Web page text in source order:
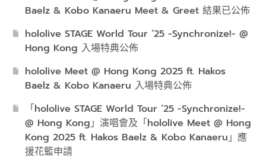
Baelz & Kobo Kanaeru Meet & Greet 結果已公佈
hololive STAGE World Tour ’25 -Synchronize!- @
Hong Kong 入場特典公佈
hololive Meet @ Hong Kong 2025 ft. Hakos
Baelz & Kobo Kanaeru 入場特典公佈
「hololive STAGE World Tour ’25 -Synchronize!-
@ Hong Kong」演唱會及「hololive Meet @ Hong
Kong 2025 ft. Hakos Baelz & Kobo Kanaeru」應
援花籃申請